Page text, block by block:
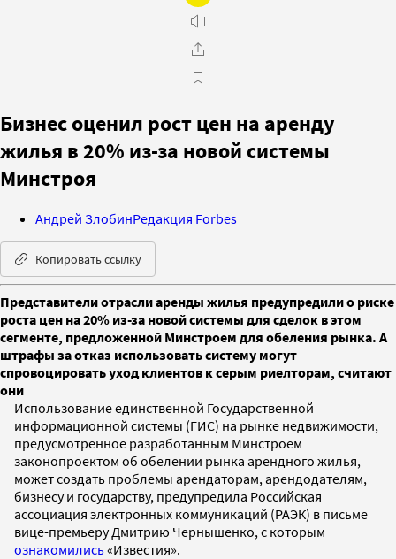
Бизнес оценил рост цен на аренду
жилья в 20% из-за новой системы
Минстроя
Андрей ЗлобинРедакция Forbes
Копировать ссылку
Представители отрасли аренды жилья предупредили о риске
роста цен на 20% из-за новой системы для сделок в этом
сегменте, предложенной Минстроем для обеления рынка. А
штрафы за отказ использовать систему могут
спровоцировать уход клиентов к серым риелторам, считают
они
Использование единственной Государственной
информационной системы (ГИС) на рынке недвижимости,
предусмотренное разработанным Минстроем
законопроектом об обелении рынка арендного жилья,
может создать проблемы арендаторам, арендодателям,
бизнесу и государству, предупредила Российская
ассоциация электронных коммуникаций (РАЭК) в письме
вице-премьеру Дмитрию Чернышенко, с которым
ознакомились«Известия».